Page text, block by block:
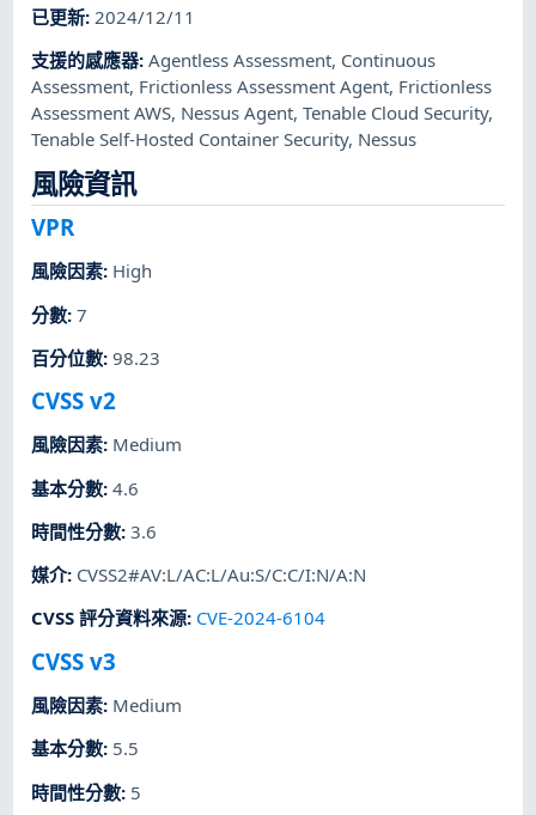
已更新: 2024/12/11
支援的感應器:Agentless Assessment, Continuous
Assessment, Frictionless Assessment Agent, Frictionless
Assessment AWS, Nessus Agent,Tenable Cloud Security,
Tenable Self-Hosted Container Security, Nessus
風險資訊
VPR
風險因素: High
分數:7
百分位數:98.23
CVSS v2
風險因素: Medium
基本分數:4.6
時間性分數:3.6
媒介: CVSS2#AV:L/AC:L/Au:S/C:C/I:N/A:N
CVSS 評分資料來源: CVE-2024-6104
CVSS v3
風險因素: Medium
基本分數: 5.5
時間性分數: 5